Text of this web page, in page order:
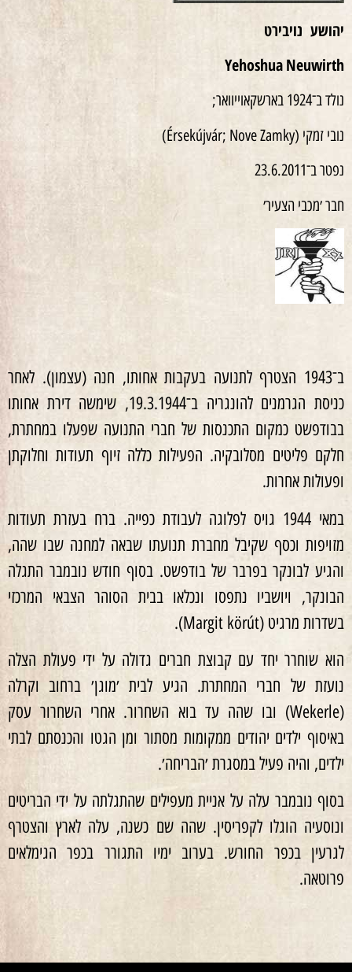
יהושע נויבירט
YehoshuaNeuwirth
נולד ב־1924 בארשקאוייוואר;
נובי זמקי (Érsekújvár; Nove Zamky)
נפטר ב־23.6.2011
חבר ׳מכבי הצעיר׳
ב־1943 הצטרף לתנועה בעקבות אחותו, חנה (עצמון). לאחר
כניסת הגרמנים להונגריה ב־19.3.1944, שימשה דירת אחותו
בבודפשט כמקום התכנסות של חברי התנועה שפעלו במחתרת,
חלקם פליטים מסלובקיה. הפעילות כללה זיוף תעודות וחלוקתן
ופעולות אחרות.
במאי 1944 גויס לפלוגה לעבודת כפייה. ברח בעזרת תעודות
מזויפות וכסף שקיבל מחברת תנועתו שבאה למחנה שבו שהה,
והגיע לבונקר בפרבר של בודפשט. בסוף חודש נובמבר התגלה
הבונקר, ויושביו נתפסו ונכלאו בבית הסוהר הצבאי המרכזי
בשדרות מרגיט (Margit körút).
הוא שוחרר יחד עם קבוצת חברים גדולה על ידי פעולת הצלה
נועזת של חברי המחתרת. הגיע לבית ׳מוגן׳ ברחוב וקרלה
(Wekerle) ובו שהה עד בוא השחרור. אחרי השחרור עסק
באיסוף ילדים יהודים ממקומות מסתור ומן הגטו והכנסתם לבתי
ילדים, והיה פעיל במסגרת ׳הבריחה׳.
בסוף נובמבר עלה על אניית מעפילים שהתגלתה על ידי הבריטים
ונוסעיה הוגלו לקפריסין. שהה שם כשנה, עלה לארץ והצטרף
לגרעין בכפר החורש. בערוב ימיו התגורר בכפר הגימלאים
פרוטאה.